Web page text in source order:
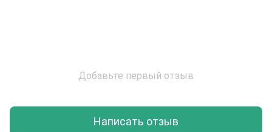
Добавьте первый отзыв
Написать отзыв